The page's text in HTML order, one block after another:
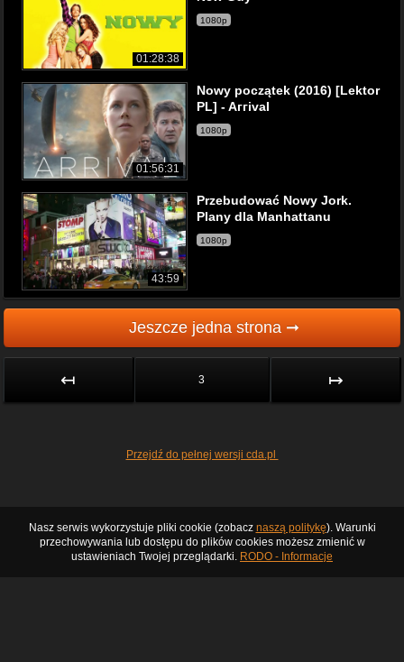
01:28:38
1080p
01:56:31
Nowy początek (2016) [Lektor
PL] - AггivaI
1080p
43:59
Przebudować Nowy Jork.
Plany dla Manhattanu
1080p
Jeszcze jedna strona ➞
↤ 3 ↦
Przejdź do pełnej wersji cda.pl
Nasz serwis wykorzystuje pliki cookie (zobacz naszą politykę). Warunki
przechowywania lub dostępu do plików cookies możesz zmienić w
ustawieniach Twojej przeglądarki. RODO - Informacje